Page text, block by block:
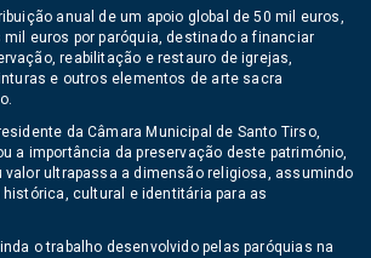
anual de um apoio global de 50 mil euros,
euros por paróquia, destinado a financiar
reabilitação e restauro de igrejas,
e outros elementos de arte sacra
da Câmara Municipal de Santo Tirso,
a importância da preservação deste património,
valor ultrapassa a dimensão religiosa, assumindo
cultural e identitária para as
o trabalho desenvolvido pelas paróquias na